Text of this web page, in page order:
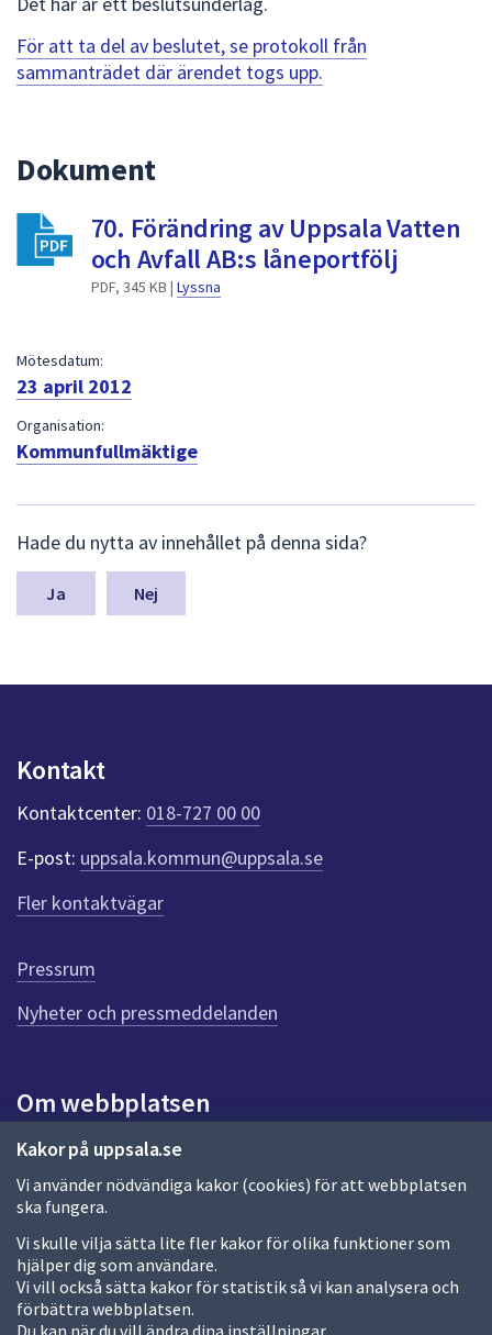
för
att
navigera
för
att
Kakor på uppsala.se
Vi använder nödvändiga kakor (cookies) för att webbplatsen
ska fungera.
Vi skulle vilja sätta lite fler kakor för olika funktioner som
hjälper dig som användare.
Vi vill också sätta kakor för statistik så vi kan analysera och
förbättra webbplatsen.
Du kan när du vill ändra dina inställningar.
För att ta del av beslutet, se protokoll från
sammanträdet där ärendet togs upp.
Dokument
70. Förändring av Uppsala Vatten
och Avfall AB:s låneportfölj
PDF, 345 KB | Lyssna
Mötesdatum:
23 april 2012
Organisation:
Kommunfullmäktige
ä
m
a
n
k
t
e
r
f
ö
r
e
n
n
a
d
a
Hade du nytta av innehållet på denna sida?
Nej
Kontakt
Kontaktcenter: 018-727 00 00
E-post: uppsala.kommun@uppsala.se
Fler kontaktvägar
Pressrum
Nyheter och pressmeddelanden
Om webbplatsen
Om webbplatsen
Allmänna handlingar och diarium
Behandling av personuppgifter
Kakor
Språk (other languages)